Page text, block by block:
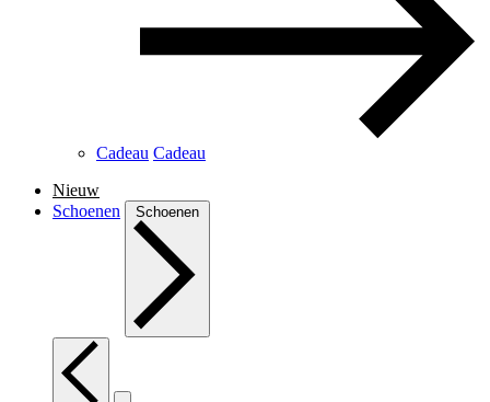
Cadeau Cadeau
Nieuw
Schoenen
Schoenen